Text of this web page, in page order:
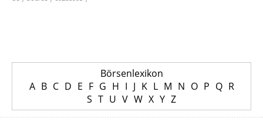
Börsenlexikon
A B C D E F G H I J K L M N O P Q R
S T U V W X Y Z